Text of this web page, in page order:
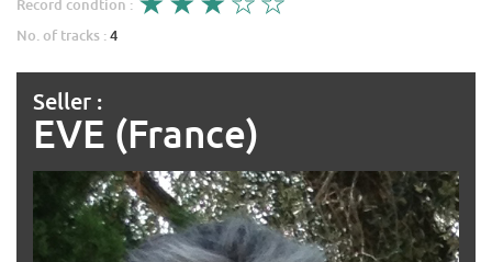
Record condtion :
No. of tracks :4
Seller :
EVE (France)